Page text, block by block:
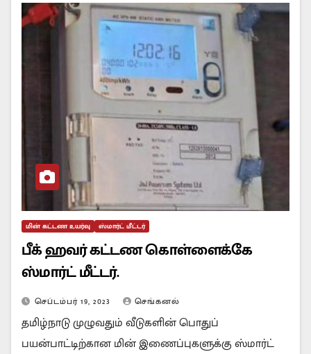
மின் கட்டண உயர்வு ஸ்மார்ட் மீட்டர்
பீக் ஹவர் கட்டண கொள்ளைக்கே
ஸ்மார்ட் மீட்டர்.
செப்டம்பர் 19, 2023 செங்கனல்
தமிழ்நாடு முழுவதும் வீடுகளின் பொதுப்
பயன்பாட்டிற்கான மின் இணைப்புகளுக்கு ஸ்மார்ட்